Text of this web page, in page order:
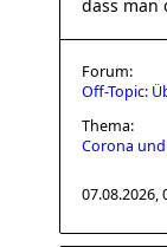
dass man
Forum:
Off-Topic:
Thema:
Corona
07.08.2026,